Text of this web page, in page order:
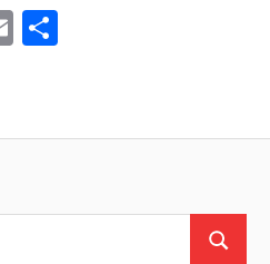
Email
Search